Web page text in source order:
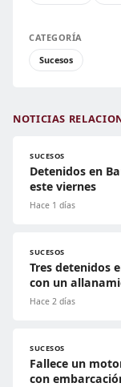
CATEGORÍA
Sucesos
NOTICIAS
SUCESOS
Detenidos en
este viernes
Hace 1 días
SUCESOS
Tres detenidos
con un
Hace 2 días
SUCESOS
Fallece un
con